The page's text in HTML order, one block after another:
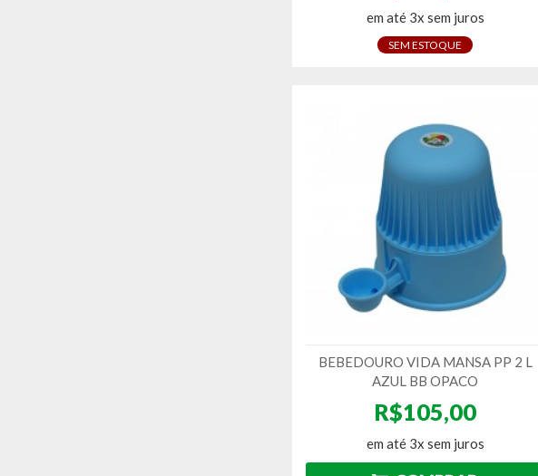
em até 3x sem juros
SEM ESTOQUE
BEBEDOURO VIDA MANSA PP 2 L
AZUL BB OPACO
R$105,00
em até 3x sem juros